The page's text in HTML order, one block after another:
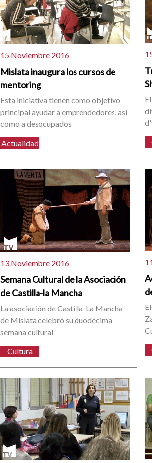
15 Noviembre 2016
Mislata inaugura los cursos de
mentoring
Esta iniciativa tienen como objetivo
principal ayudar a emprendedores, así
como a desocupados
Actualidad
13 Noviembre 2016
Semana Cultural de la Asociación
de Castilla-la Mancha
La asociación de Castilla-La Mancha
de Mislata celebró su duodécima
semana cultural
Cultura